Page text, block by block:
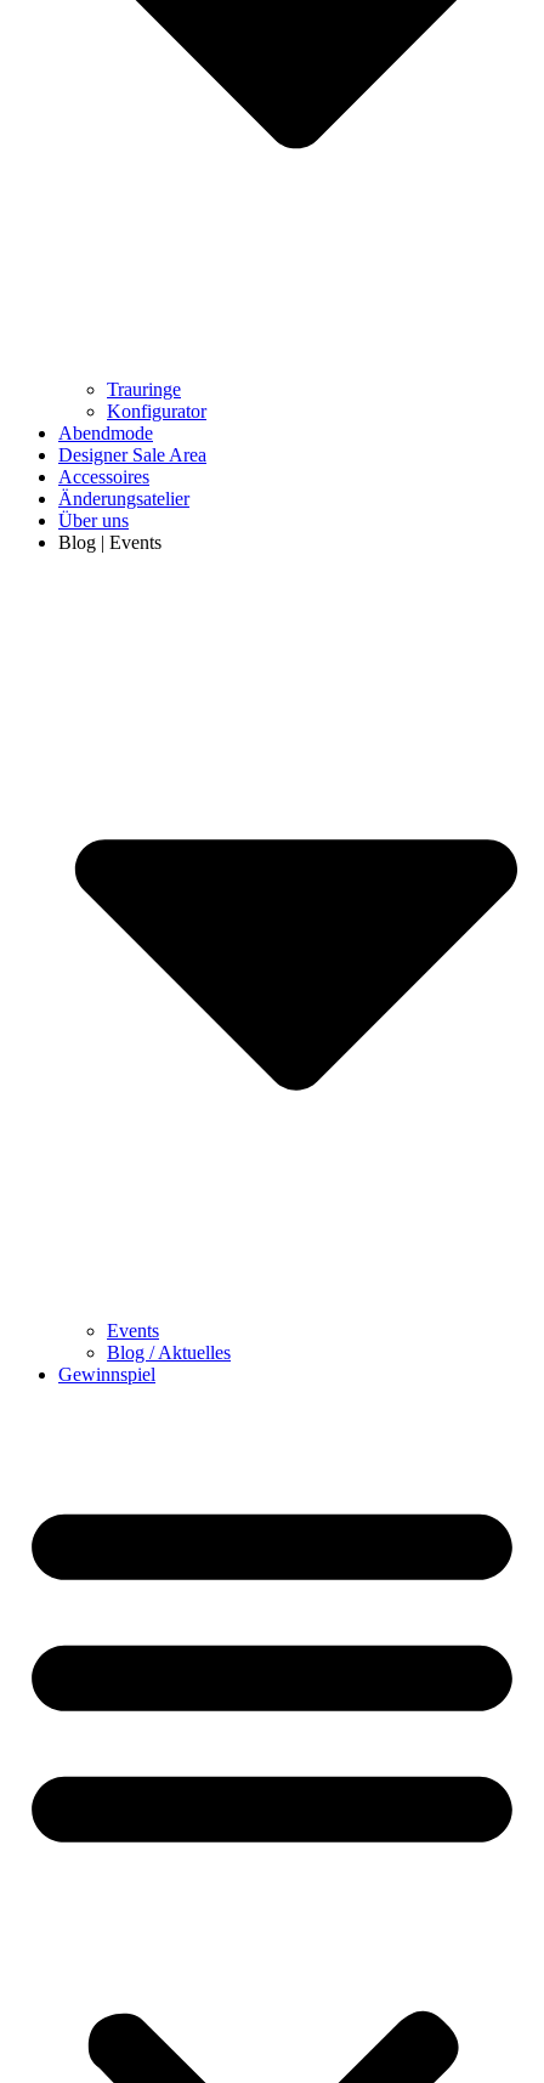
Trauringe
Konfigurator
Abendmode
Designer Sale Area
Accessoires
Änderungsatelier
Über uns
Blog | Events
Events
Blog / Aktuelles
Gewinnspiel